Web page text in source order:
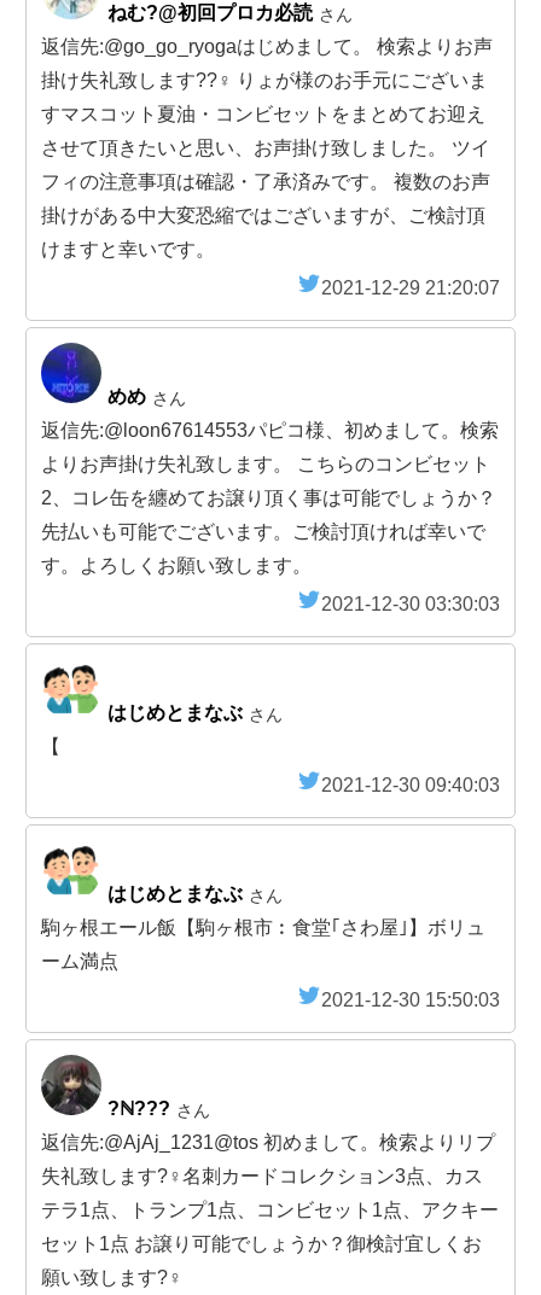
ねむ?@初回プロカ必読 さん
返信先:@go_go_ryogaはじめまして。 検索よりお声
掛け失礼致します??‍♀️ りょが様のお手元にございま
すマスコット夏油・コンビセットをまとめてお迎え
させて頂きたいと思い、お声掛け致しました。 ツイ
フィの注意事項は確認・了承済みです。 複数のお声
掛けがある中大変恐縮ではございますが、ご検討頂
けますと幸いです。
2021-12-29 21:20:07
めめ さん
返信先:@loon67614553パピコ様、初めまして。検索
よりお声掛け失礼致します。 こちらのコンビセット
2、コレ缶を纏めてお譲り頂く事は可能でしょうか？
先払いも可能でございます。ご検討頂ければ幸いで
す。よろしくお願い致します。
2021-12-30 03:30:03
はじめとまなぶ さん
【
2021-12-30 09:40:03
はじめとまなぶ さん
駒ヶ根エール飯【駒ヶ根市︰食堂｢さわ屋｣】ボリュ
ーム満点
2021-12-30 15:50:03
?ℕ??? さん
返信先:@AjAj_1231@tos 初めまして。検索よりリプ
失礼致します?‍♀️名刺カードコレクション3点、カス
テラ1点、トランプ1点、コンビセット1点、アクキー
セット1点 お譲り可能でしょうか？御検討宜しくお
願い致します?‍♀️